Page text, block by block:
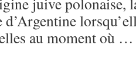
d’Argentine
au moment où